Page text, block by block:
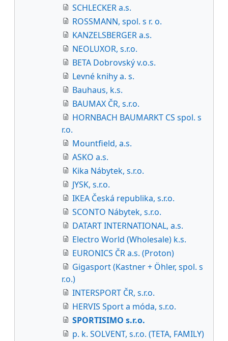
SCHLECKER a.s.
ROSSMANN, spol. s r. o.
KANZELSBERGER a.s.
NEOLUXOR, s.r.o.
BETA Dobrovský v.o.s.
Levné knihy a. s.
Bauhaus, k.s.
BAUMAX ČR, s.r.o.
HORNBACH BAUMARKT CS spol. s
r.o.
Mountfield, a.s.
ASKO a.s.
Kika Nábytek, s.r.o.
JYSK, s.r.o.
IKEA Česká republika, s.r.o.
SCONTO Nábytek, s.r.o.
DATART INTERNATIONAL, a.s.
Electro World (Wholesale) k.s.
EURONICS ČR a.s. (Proton)
Gigasport (Kastner + Öhler, spol. s
r.o.)
INTERSPORT ČR, s.r.o.
HERVIS Sport a móda, s.r.o.
SPORTISIMO s.r.o.
p. k. SOLVENT, s.r.o. (TETA, FAMILY)